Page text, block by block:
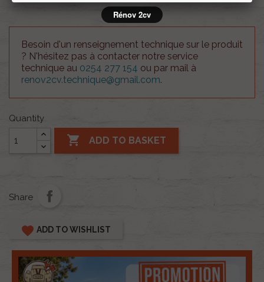
Besoin d'un renseignement technique sur le produit
? N'hésitez pas à contacter notre service
technique au 0254 277 154 ou par mail à
renov2cv.technique@gmail.com.
Quantity
 ADD TO BASKET
Share
favorite ADD TO WISHLIST
Rénov 2cv